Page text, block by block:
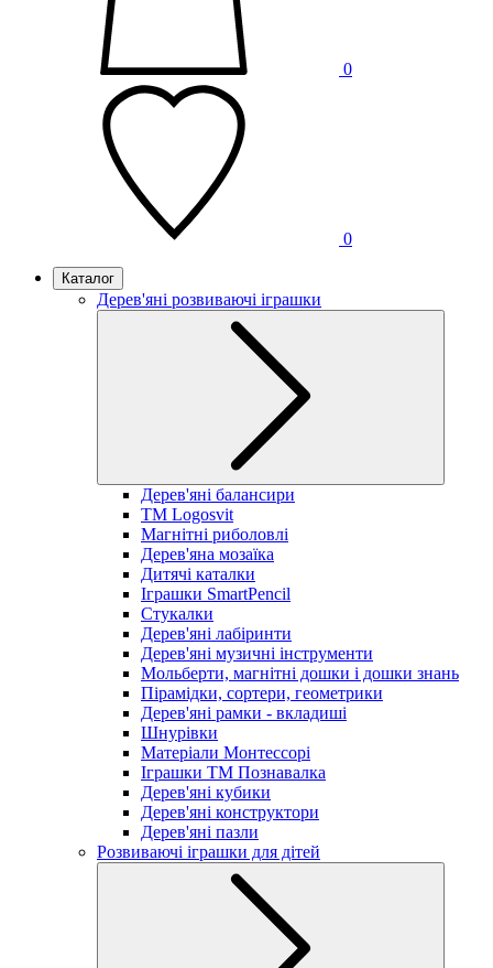
0
0
Каталог
Дерев'яні розвиваючі іграшки
Дерев'яні балансири
TM Logosvit
Магнітні риболовлі
Дерев'яна мозаїка
Дитячі каталки
Іграшки SmartPencil
Стукалки
Дерев'яні лабіринти
Дерев'яні музичні інструменти
Мольберти, магнітні дошки і дошки знань
Пірамідки, сортери, геометрики
Дерев'яні рамки - вкладиші
Шнурівки
Матеріали Монтессорі
Іграшки ТМ Познавалка
Дерев'яні кубики
Дерев'яні конструктори
Дерев'яні пазли
Розвиваючі іграшки для дітей